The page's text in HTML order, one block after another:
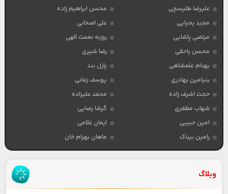
علیرضا طلیسچی
محسن ابراهیم زاده
مجید یحیایی
علی اصحابی
مرتضی پاشایی
روزبه نعمت الهی
محسن یاحقی
رضا شیری
بهنام علمشاهی
پازل بند
بنیامین بهادری
یوسف زمانی
حجت اشرف زاده
محمد علیزاده
شهاب مظفری
گرشا رضایی
امین حبیبی
ایمان غلامی
رامین بیباک
ماهان بهرام خان
وبلاگ